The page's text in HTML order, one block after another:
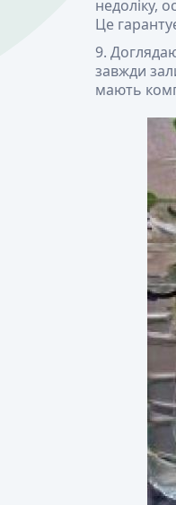
недоліку,
Це
завжди
мають